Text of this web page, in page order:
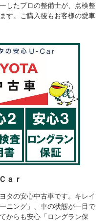
したプロの整備士が、点検整
す。ご購入後もお客様の愛車
ａｒ
タの安心中古車です。キレイ
ニング」、車の状態が一目で
からも安心「ロングラン保